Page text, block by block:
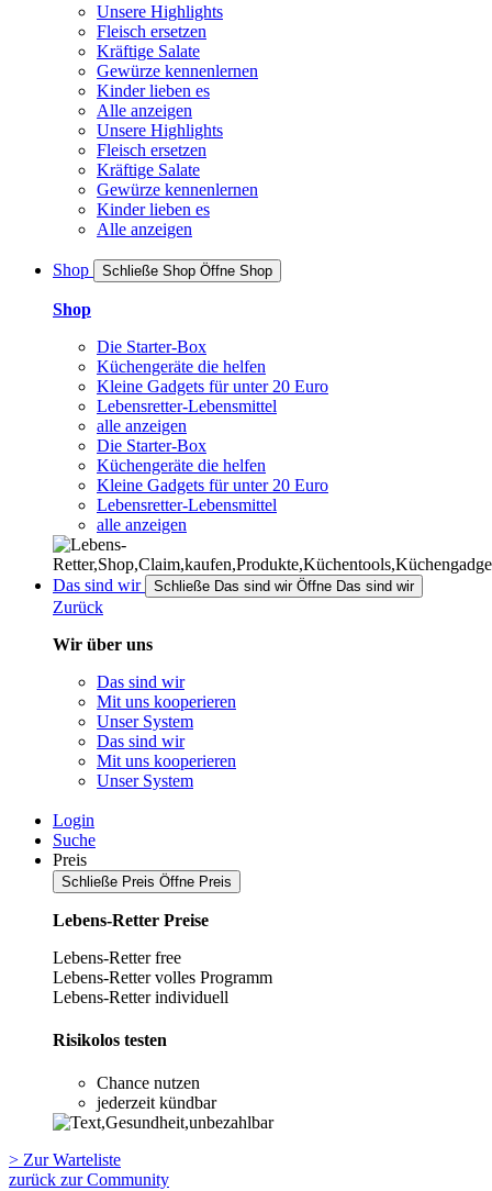
Unsere Highlights
Fleisch ersetzen
Kräftige Salate
Gewürze kennenlernen
Kinder lieben es
Alle anzeigen
Unsere Highlights
Fleisch ersetzen
Kräftige Salate
Gewürze kennenlernen
Kinder lieben es
Alle anzeigen
Shop Schließe Shop Öffne Shop
Shop
Die Starter-Box
Küchengeräte die helfen
Kleine Gadgets für unter 20 Euro
Lebensretter-Lebensmittel
alle anzeigen
Die Starter-Box
Küchengeräte die helfen
Kleine Gadgets für unter 20 Euro
Lebensretter-Lebensmittel
alle anzeigen
Das sind wir Schließe Das sind wir Öffne Das sind wir
Zurück
Wir über uns
Das sind wir
Mit uns kooperieren
Unser System
Das sind wir
Mit uns kooperieren
Unser System
Login
Suche
Preis
Schließe Preis Öffne Preis
Lebens-Retter Preise
Lebens-Retter free
Lebens-Retter volles Programm
Lebens-Retter individuell
Risikolos testen
Chance nutzen
jederzeit kündbar
> Zur Warteliste
zurück zur Community